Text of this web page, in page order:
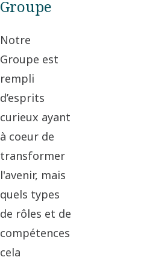
Groupe
Notre
Groupe est
rempli
d’esprits
curieux ayant
à coeur de
transformer
l'avenir, mais
quels types
de rôles et de
compétences
cela